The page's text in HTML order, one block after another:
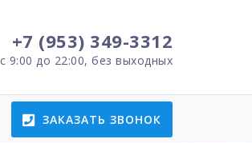
+7 (953) 349-3312
с 9:00 до 22:00, без выходных
ЗАКАЗАТЬ ЗВОНОК